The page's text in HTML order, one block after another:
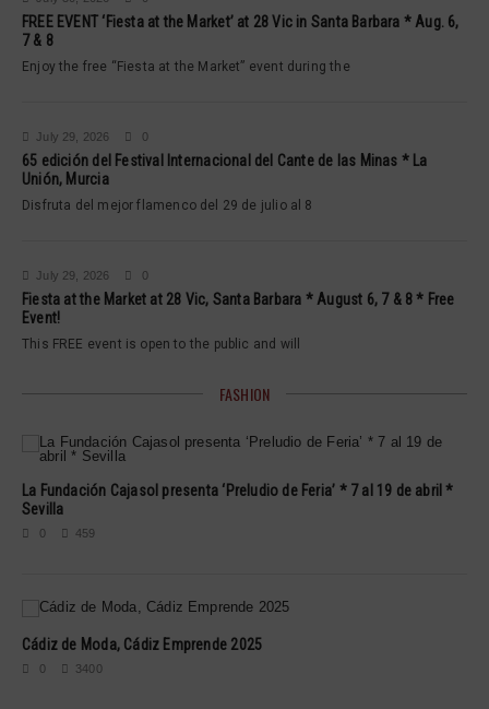
FREE EVENT ‘Fiesta at the Market’ at 28 Vic in Santa Barbara * Aug. 6,
7 & 8
Enjoy the free “Fiesta at the Market” event during the
July 29, 2026 0
65 edición del Festival Internacional del Cante de las Minas * La
Unión, Murcia
Disfruta del mejor flamenco del 29 de julio al 8
July 29, 2026 0
Fiesta at the Market at 28 Vic, Santa Barbara * August 6, 7 & 8 * Free
Event!
This FREE event is open to the public and will
FASHION
La Fundación Cajasol presenta ‘Preludio de Feria’ * 7 al 19 de abril *
Sevilla
0 459
Cádiz de Moda, Cádiz Emprende 2025
0 3400